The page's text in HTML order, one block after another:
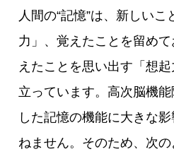
人間の“記憶”は、新しい
力」、覚えたことを留め
えたことを思い出す「想
立っています。高次脳機
した記憶の機能に大きな
ねません。そのため、次